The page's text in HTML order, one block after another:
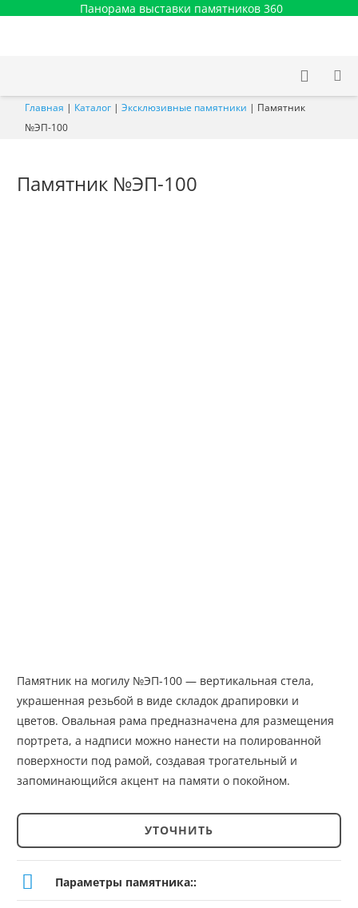
Панорама выставки памятников 360
Главная | Каталог | Эксклюзивные памятники | Памятник
№ЭП-100
Памятник №ЭП-100
Памятник на могилу №ЭП-100 — вертикальная стела,
украшенная резьбой в виде складок драпировки и
цветов. Овальная рама предназначена для размещения
портрета, а надписи можно нанести на полированной
поверхности под рамой, создавая трогательный и
запоминающийся акцент на памяти о покойном.
Количество
товара
Памятник
УТОЧНИТЬ
Параметры памятника::